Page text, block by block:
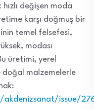
değişen moda
karşı doğmuş bir
temel felsefesi,
modası
üretimi, yerel
doğal malzemelerle
issue/